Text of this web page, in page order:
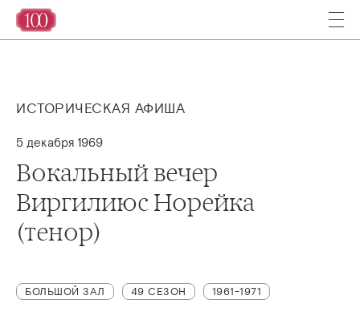
ИСТОРИЧЕСКАЯ АФИША
5 декабря 1969
Вокальный вечер
Виргилиюс Норейка
(тенор)
БОЛЬШОЙ ЗАЛ 49 СЕЗОН 1961-1971